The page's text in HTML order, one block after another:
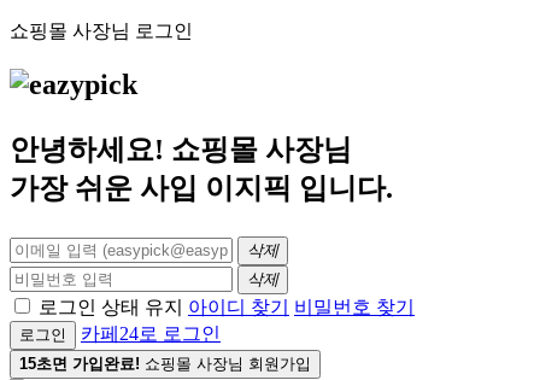
쇼핑몰 사장님 로그인
안녕하세요! 쇼핑몰 사장님
가장 쉬운 사입 이지픽 입니다.
삭제
삭제
로그인 상태 유지 아이디 찾기 비밀번호 찾기
로그인 카페24로 로그인
15초면 가입완료! 쇼핑몰 사장님 회원가입